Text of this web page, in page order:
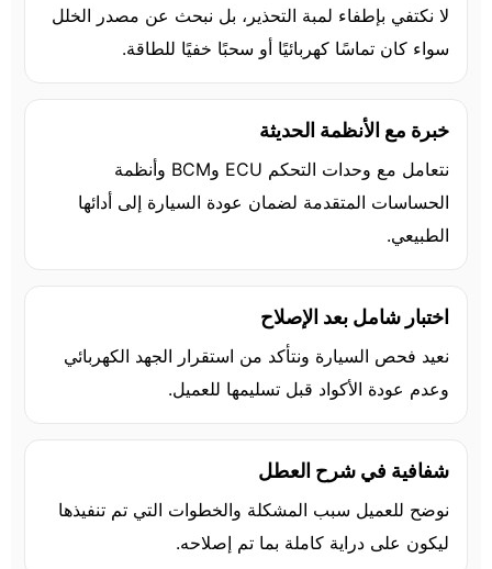
لا نكتفي بإطفاء لمبة التحذير، بل نبحث عن مصدر الخلل
سواء كان تماسًا كهربائيًا أو سحبًا خفيًا للطاقة.
خبرة مع الأنظمة الحديثة
نتعامل مع وحدات التحكم ECU وBCM وأنظمة
الحساسات المتقدمة لضمان عودة السيارة إلى أدائها
الطبيعي.
اختبار شامل بعد الإصلاح
نعيد فحص السيارة ونتأكد من استقرار الجهد الكهربائي
وعدم عودة الأكواد قبل تسليمها للعميل.
شفافية في شرح العطل
نوضح للعميل سبب المشكلة والخطوات التي تم تنفيذها
ليكون على دراية كاملة بما تم إصلاحه.